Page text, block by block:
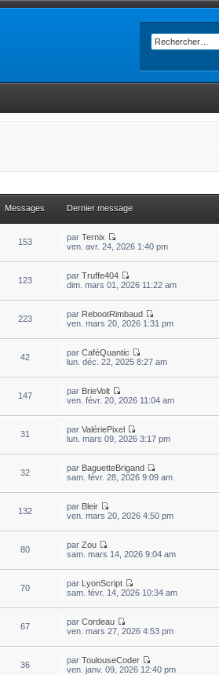
Messages Dernier message
153 parTernix
ven. avr. 24, 2026 1:40 pm
123 parTruffe404
dim. mars 01, 2026 11:22 am
223 par RebootRimbaud
ven. mars 20, 2026 1:31 pm
42 parCaféQuantic
lun. déc. 22, 2025 8:27 am
147 par BrieVolt
ven. févr. 20, 2026 11:04 am
31 parValériePixel
lun. mars 09, 2026 3:17 pm
32 par BaguetteBrigand
sam. févr. 28, 2026 9:09 am
132 par Bleir
ven. mars 20, 2026 4:50 pm
80 parZou
sam. mars 14, 2026 9:04 am
70 par LyonScript
sam. févr. 14, 2026 10:34 am
67 parCordeau
ven. mars 27, 2026 4:53 pm
36 parToulouseCoder
ven. janv. 09, 2026 12:40 pm